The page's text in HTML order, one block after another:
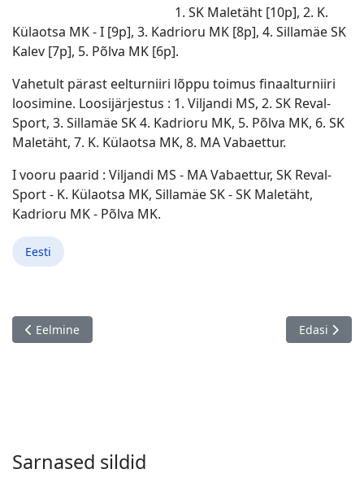
1. SK Maletäht [10p], 2. K.
Külaotsa MK - I [9p], 3. Kadrioru MK [8p], 4. Sillamäe SK
Kalev [7p], 5. Põlva MK [6p].
Vahetult pärast eelturniiri lõppu toimus finaalturniiri
loosimine. Loosijärjestus : 1. Viljandi MS, 2. SK Reval-
Sport, 3. Sillamäe SK 4. Kadrioru MK, 5. Põlva MK, 6. SK
Maletäht, 7. K. Külaotsa MK, 8. MA Vabaettur.
I vooru paarid : Viljandi MS - MA Vabaettur, SK Reval-
Sport - K. Külaotsa MK, Sillamäe SK - SK Maletäht,
Kadrioru MK - Põlva MK.
Eesti
Eelmine artikkel: Tere, Kevad ! Paikuse 23.03.
Eelmine Järgmine
Edasi
Sarnased sildid